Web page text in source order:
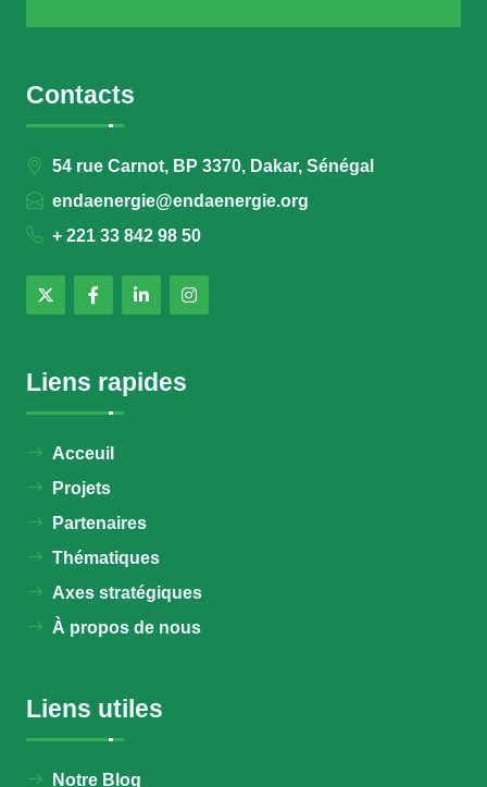
Contacts
54 rue Carnot, BP 3370, Dakar, Sénégal
endaenergie@endaenergie.org
+ 221 33 842 98 50
Liens rapides
Acceuil
Projets
Partenaires
Thématiques
Axes stratégiques
À propos de nous
Liens utiles
Notre Blog